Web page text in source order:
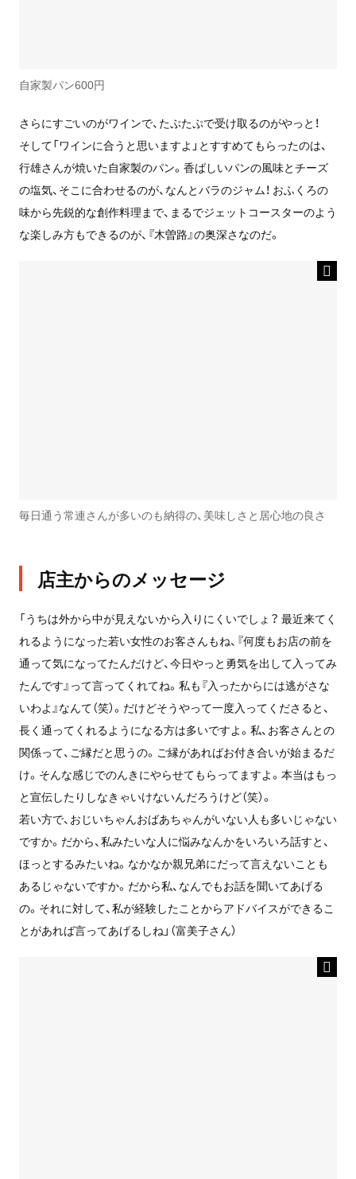
自家製パン600円
さらにすごいのがワインで、たぷたぷで受け取るのがやっと！
そして「ワインに合うと思いますよ」とすすめてもらったのは、
行雄さんが焼いた自家製のパン。香ばしいパンの風味とチーズ
の塩気、そこに合わせるのが、なんとバラのジャム！ おふくろの
味から先鋭的な創作料理まで、まるでジェットコースターのよう
な楽しみ方もできるのが、『木曽路』の奥深さなのだ。
毎日通う常連さんが多いのも納得の、美味しさと居心地の良さ
店主からのメッセージ
「うちは外から中が見えないから入りにくいでしょ？ 最近来てく
れるようになった若い女性のお客さんもね、『何度もお店の前を
通って気になってたんだけど、今日やっと勇気を出して入ってみ
たんです』って言ってくれてね。私も『入ったからには逃がさな
いわよ』なんて（笑）。だけどそうやって一度入ってくださると、
長く通ってくれるようになる方は多いですよ。私、お客さんとの
関係って、ご縁だと思うの。ご縁があればお付き合いが始まるだ
け。そんな感じでのんきにやらせてもらってますよ。本当はもっ
と宣伝したりしなきゃいけないんだろうけど（笑）。
若い方で、おじいちゃんおばあちゃんがいない人も多いじゃない
ですか。だから、私みたいな人に悩みなんかをいろいろ話すと、
ほっとするみたいね。なかなか親兄弟にだって言えないことも
あるじゃないですか。だから私、なんでもお話を聞いてあげる
の。それに対して、私が経験したことからアドバイスができるこ
とがあれば言ってあげるしね」（富美子さん）